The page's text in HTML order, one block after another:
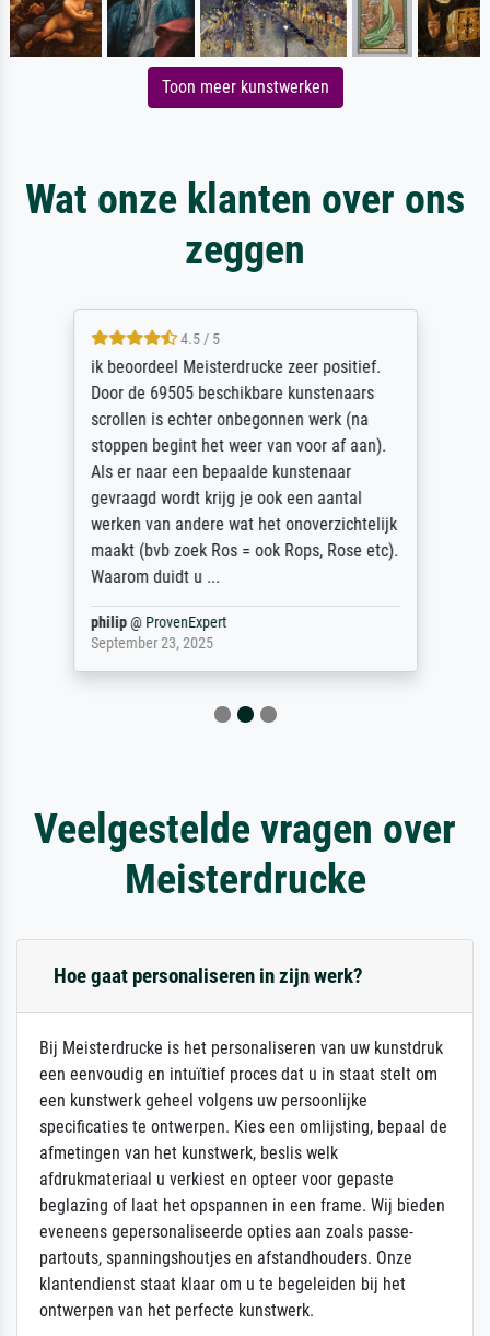
Toon meer kunstwerken
Wat onze klanten over ons
zeggen
4.5 / 5
ik beoordeel Meisterdrucke zeer positief.
Door de 69505 beschikbare kunstenaars
scrollen is echter onbegonnen werk (na
stoppen begint het weer van voor af aan).
Als er naar een bepaalde kunstenaar
gevraagd wordt krijg je ook een aantal
werken van andere wat het onoverzichtelijk
maakt (bvb zoek Ros = ook Rops, Rose etc).
Waarom duidt u ...
philip@ ProvenExpert
September 23, 2025
Veelgestelde vragen over
Meisterdrucke
Hoe gaat personaliseren in zijn werk?
Bij Meisterdrucke is het personaliseren van uw kunstdruk
een eenvoudig en intuïtief proces dat u in staat stelt om
een kunstwerk geheel volgens uw persoonlijke
specificaties te ontwerpen. Kies een omlijsting, bepaal de
afmetingen van het kunstwerk, beslis welk
afdrukmateriaal u verkiest en opteer voor gepaste
beglazing of laat het opspannen in een frame. Wij bieden
eveneens gepersonaliseerde opties aan zoals passe-
partouts, spanningshoutjes en afstandhouders. Onze
klantendienst staat klaar om u te begeleiden bij het
ontwerpen van het perfecte kunstwerk.